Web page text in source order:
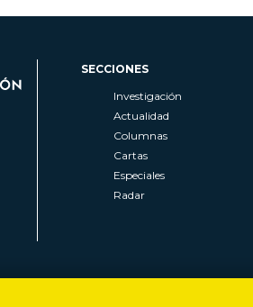
SECCIONES
Investigación
Actualidad
Columnas
Cartas
Especiales
Radar